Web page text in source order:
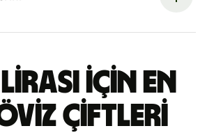
için en
çiftleri